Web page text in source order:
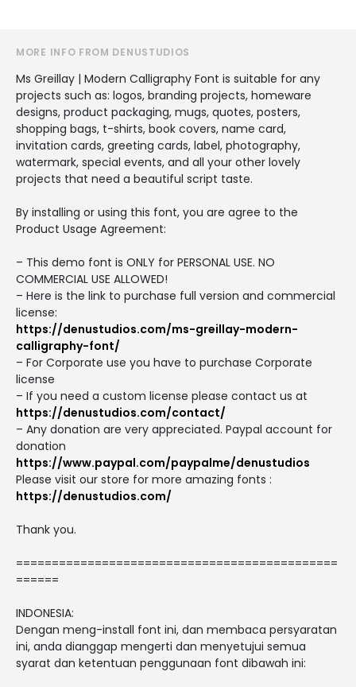
MORE INFO FROM DENUSTUDIOS
Ms Greillay | Modern Calligraphy Font is suitable for any
projects such as: logos, branding projects, homeware
designs, product packaging, mugs, quotes, posters,
shopping bags, t-shirts, book covers, name card,
invitation cards, greeting cards, label, photography,
watermark, special events, and all your other lovely
projects that need a beautiful script taste.
By installing or using this font, you are agree to the
Product Usage Agreement:
– This demo font is ONLY for PERSONAL USE. NO
COMMERCIAL USE ALLOWED!
– Here is the link to purchase full version and commercial
license:
https://denustudios.com/ms-greillay-modern-
calligraphy-font/
– For Corporate use you have to purchase Corporate
license
– If you need a custom license please contact us at
https://denustudios.com/contact/
– Any donation are very appreciated. Paypal account for
donation
https://www.paypal.com/paypalme/denustudios
Please visit our store for more amazing fonts :
https://denustudios.com/
Thank you.
=============================================
======
INDONESIA:
Dengan meng-install font ini, dan membaca persyaratan
ini, anda dianggap mengerti dan menyetujui semua
syarat dan ketentuan penggunaan font dibawah ini: